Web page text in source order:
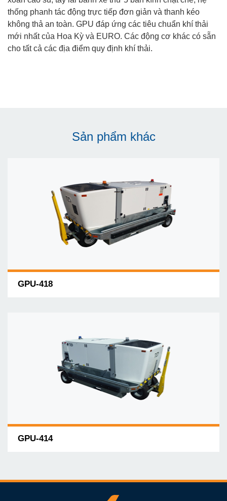
thống phanh tác động trực tiếp đơn giản và thanh kéo
không thả an toàn. GPU đáp ứng các tiêu chuẩn khí thải
mới nhất của Hoa Kỳ và EURO. Các động cơ khác có sẵn
cho tất cả các địa điểm quy định khí thải.
Sản phẩm khác
GPU-418
GPU-414